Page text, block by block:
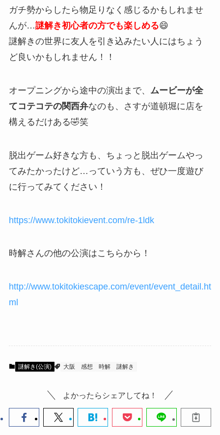
ガチ勢からしたら物足りなく感じるかもしれませ
んが…謎解き初心者の方でも楽しめる😄
謎解きの世界に友人を引き込みたい人にはちょう
ど良いかもしれません！！
オープニングから途中の演出まで、 ムービーが全
てコテコテの関西弁なのも、さすが道頓堀に店を
構えるだけある🤣笑
脱出ゲーム好きな方も、ちょっと脱出ゲームやっ
てみたかったけど…っていう方も、ぜひ一度遊び
に行ってみてください！
https://www.tokitokievent.com/re-1ldk
時解さんの他の公演はこちらから！
http://www.tokitokiescape.com/event/event_detail.ht
ml
謎解き(公演) 大阪 感想 時解 謎解き
よかったらシェアしてね！